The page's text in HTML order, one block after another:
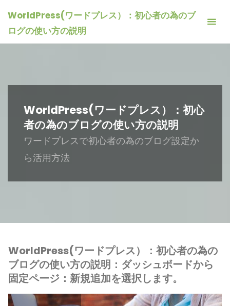
WorldPress(ワードプレス）：初心者の為のブ
ログの使い方の説明
WorldPress(ワードプレス）：初心
者の為のブログの使い方の説明
ワードプレスで初心者の為のブログ設定か
ら活用方法
WorldPress(ワードプレス）：初心者の為の
ブログの使い方の説明：ダッシュボードから
固定ページ：新規追加を選択します。